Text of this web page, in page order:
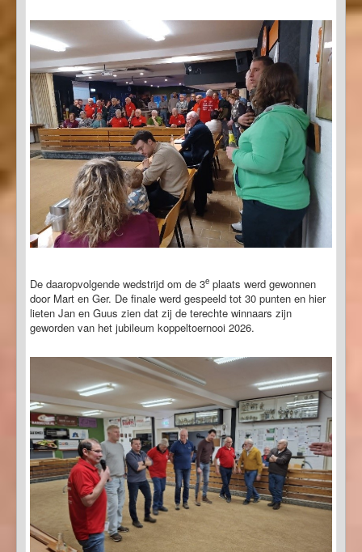
De daaropvolgende wedstrijd om de 3e plaats werd gewonnen
door Mart en Ger. De finale werd gespeeld tot 30 punten en hier
lieten Jan en Guus zien dat zij de terechte winnaars zijn
geworden van het jubileum koppeltoernooi 2026.